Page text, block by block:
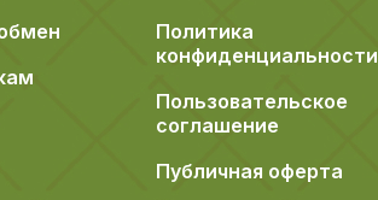
Политика
конфиденциальности
Пользовательское
соглашение
Публичная оферта